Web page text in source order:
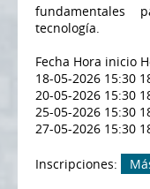
fundamentales
tecnología.
Fecha Hora inicio
18-05-2026 15:30
20-05-2026 15:30
25-05-2026 15:30
27-05-2026 15:30
Inscripciones: